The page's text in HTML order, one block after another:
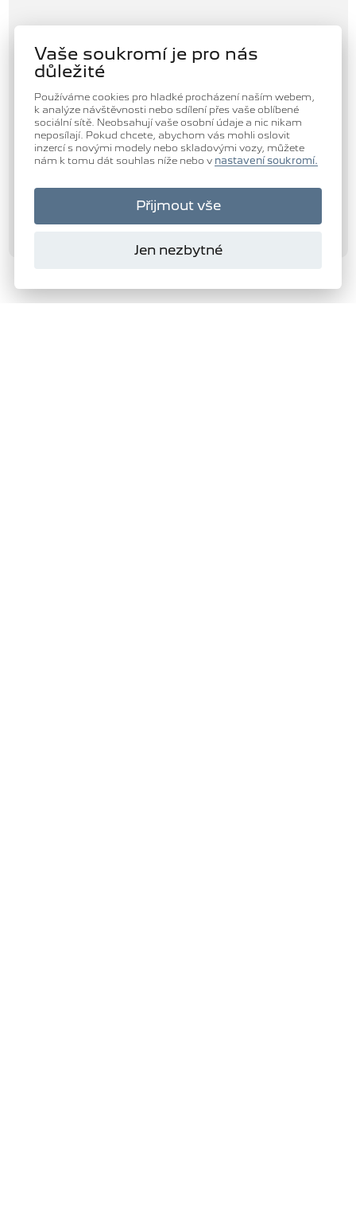
Vaše soukromí je pro nás
důležité
Používáme cookies pro hladké procházení naším webem,
k analýze návštěvnosti nebo sdílení přes vaše oblíbené
sociální sítě. Neobsahují vaše osobní údaje a nic nikam
neposílají. Pokud chcete, abychom vás mohli oslovit
inzercí s novými modely nebo skladovými vozy, můžete
nám k tomu dát souhlas níže nebo v nastavení soukromí.
Přijmout vše
Jen nezbytné